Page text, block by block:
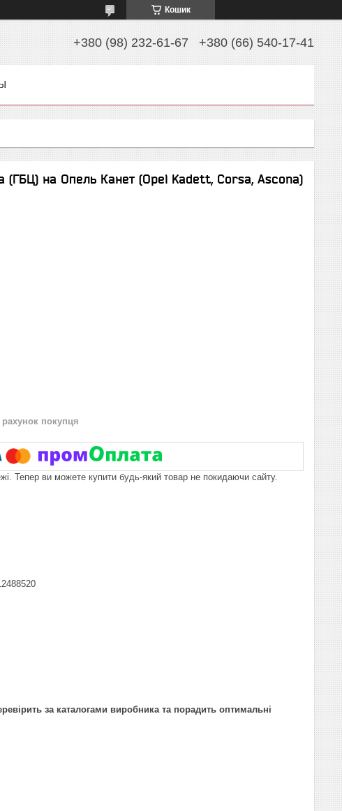
Кошик
+380 (98) 232-61-67 +380 (66) 540-17-41
(ГБЦ) на Опель Канет (Opel Kadett, Corsa, Ascona)
рахунок покупця
Тепер ви можете купити будь-який товар не покидаючи сайту.
за каталогами виробника та порадить оптимальні